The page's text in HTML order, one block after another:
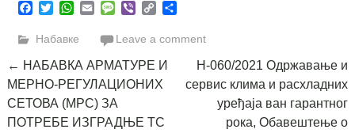
Facebook
TwitterWhatsApp
EmailMessage
ViberCopy
Набавке Leave a comment
Post
navigation
← НАБАВКА АРМАТУРЕ И
МЕРНО-РЕГУЛАЦИОНИХ
СЕТОВА (МРС) ЗА
ПОТРЕБЕ ИЗГРАДЊЕ ТС
Н-060/2021 Одржавање и
сервис клима и расхладних
уређаја ван гарантног
рока, Обавештење о